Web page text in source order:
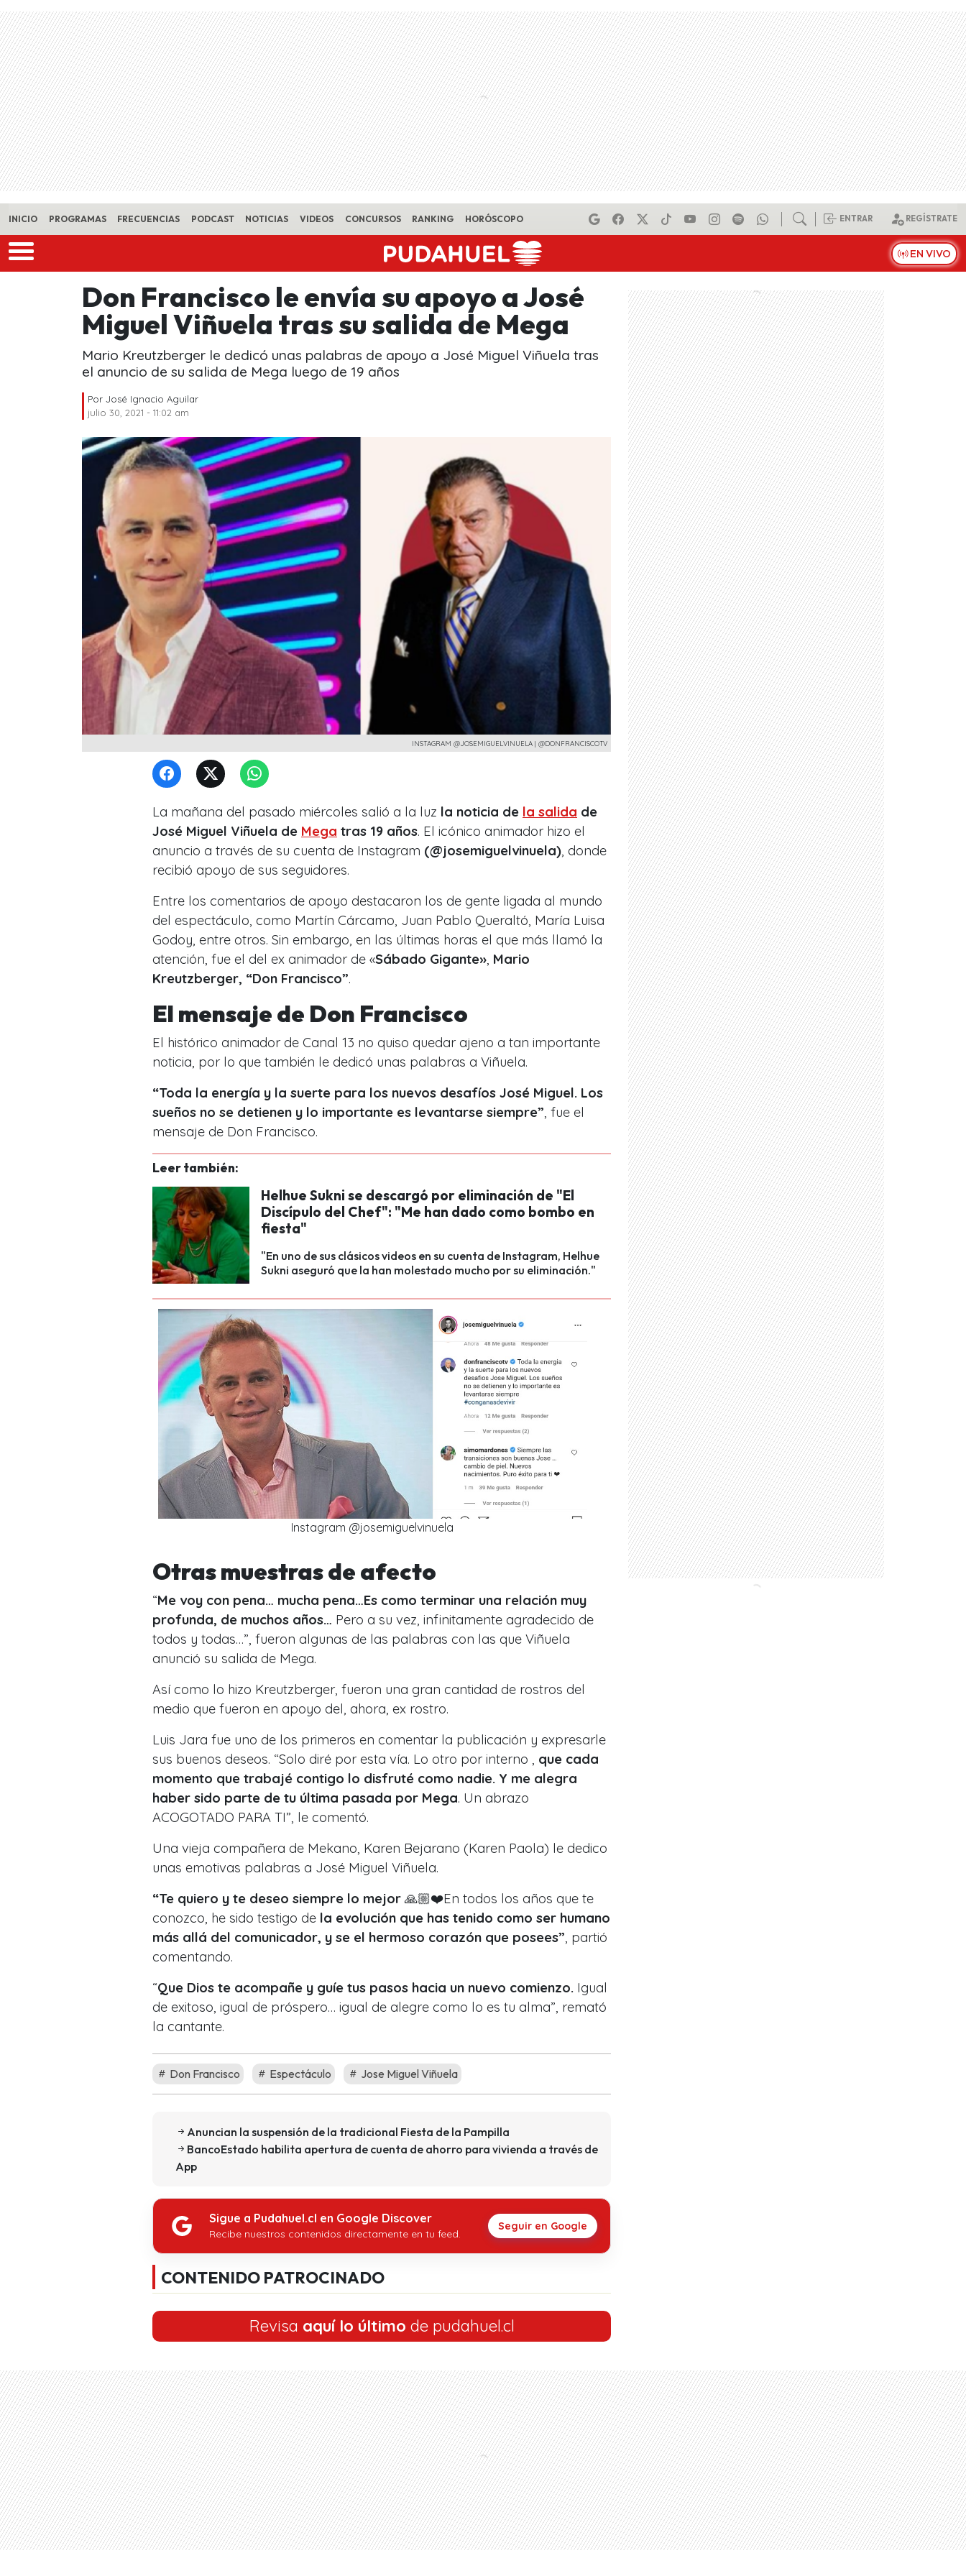
Skip to main content
INICIO PROGRAMAS FRECUENCIAS PODCAST NOTICIAS VIDEOS CONCURSOS RANKING HORÓSCOPO ENTRAR REGÍSTRATE
EN VIVO
Don Francisco le envía su apoyo a José
Miguel Viñuela tras su salida de Mega
Mario Kreutzberger le dedicó unas palabras de apoyo a José Miguel Viñuela tras
el anuncio de su salida de Mega luego de 19 años
Por José Ignacio Aguilar
julio 30, 2021 - 11:02 am
INSTAGRAM @JOSEMIGUELVINUELA | @DONFRANCISCOTV
La mañana del pasado miércoles salió a la luz la noticia de la salida de
José Miguel Viñuela de Mega tras 19 años. El icónico animador hizo el
anuncio a través de su cuenta de Instagram (@josemiguelvinuela) , donde
recibió apoyo de sus seguidores.
Entre los comentarios de apoyo destacaron los de gente ligada al mundo
del espectáculo, como Martín Cárcamo, Juan Pablo Queraltó, María Luisa
Godoy, entre otros. Sin embargo, en las últimas horas el que más llamó la
atención, fue el del ex animador de «Sábado Gigante» Mario
Kreutzberger, “Don Francisco”.
El mensaje de Don Francisco
El histórico animador de Canal 13 no quiso quedar ajeno a tan importante
noticia, por lo que también le dedicó unas palabras a Viñuela.
“Toda la energía y la suerte para los nuevos desafíos José Miguel. Los
sueños no se detienen y lo importante es levantarse siempre” , fue el
mensaje de Don Francisco.
Leer también:
Helhue Sukni se descargó por eliminación de "El
Discípulo del Chef": "Me han dado como bombo en
fiesta"
"En uno de sus clásicos videos en su cuenta de Instagram, Helhue
Sukni aseguró que la han molestado mucho por su eliminación."
Instagram @josemiguelvinuela
Otras muestras de afecto
“Me voy con pena… mucha pena…Es como terminar una relación muy
profunda, de muchos años… Pero a su vez, infinitamente agradecido de
todos y todas…”, fueron algunas de las palabras con las que Viñuela
anunció su salida de Mega.
Así como lo hizo Kreutzberger, fueron una gran cantidad de rostros del
medio que fueron en apoyo del, ahora, ex rostro.
Luis Jara fue uno de los primeros en comentar la publicación y expresarle
sus buenos deseos. “Solo diré por esta vía. Lo otro por interno , que cada
momento que trabajé contigo lo disfruté como nadie. Y me alegra
haber sido parte de tu última pasada por Mega. Un abrazo
ACOGOTADO PARA TI”, le comentó.
Una vieja compañera de Mekano, Karen Bejarano (Karen Paola) le dedico
unas emotivas palabras a José Miguel Viñuela.
“Te quiero y te deseo siempre lo mejor 🙏🏼❤️En todos los años que te
conozco, he sido testigo de la evolución que has tenido como ser humano
más allá del comunicador, y se el hermoso corazón que posees”, partió
comentando.
“Que Dios te acompañe y guíe tus pasos hacia un nuevo comienzo. Igual
de exitoso, igual de próspero… igual de alegre como lo es tu alma”, remató
la cantante.
Don Francisco Espectáculo Jose Miguel Viñuela
Anuncian la suspensión de la tradicional Fiesta de la Pampilla
BancoEstado habilita apertura de cuenta de ahorro para vivienda a través de
App
Sigue a Pudahuel.cl en Google Discover
Recibe nuestros contenidos directamente en tu feed.
Seguir en Google
CONTENIDO PATROCINADO
Revisa aquí lo último de pudahuel.cl